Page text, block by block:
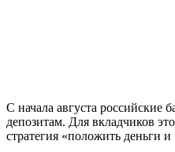
С начала августа российские
депозитам. Для вкладчиков
стратегия «положить деньги и